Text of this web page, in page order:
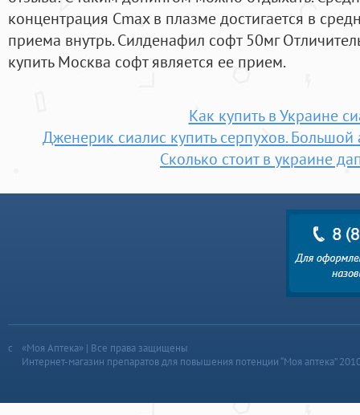
концентрация Сmax в плазме достигается в
приема внутрь. Силденафил софт 50мг
купить Москва софт является ее прием.
Как купить в Украине
Дженерик сиалис купить серпухов.
Сколько стоит в украине
«Моя Аптека» | Все права защищены
Интернет-магазин препаратов для повышения потенции “Моя аптека”